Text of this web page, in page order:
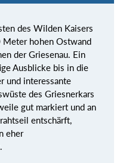
des Wilden Kaisers
Meter hohen Ostwand
der Griesenau. Ein
Ausblicke bis in die
und interessante
des Griesnerkars
gut markiert und an
entschärft,
eher